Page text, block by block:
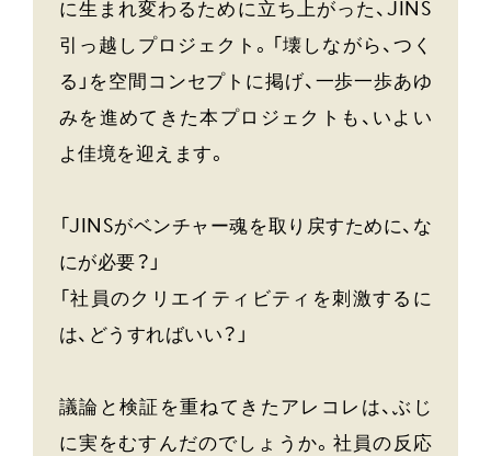
に生まれ変わるために立ち上がった、JINS
引っ越しプロジェクト。「壊しながら、つく
る」を空間コンセプトに掲げ、一歩一歩あゆ
みを進めてきた本プロジェクトも、いよい
よ佳境を迎えます。
「JINSがベンチャー魂を取り戻すために、な
にが必要？」
「社員のクリエイティビティを刺激するに
は、どうすればいい？」
議論と検証を重ねてきたアレコレは、ぶじ
に実をむすんだのでしょうか。社員の反応